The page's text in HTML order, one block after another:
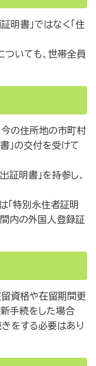
明書」ではなく「住
いても、世帯全員
の住所地の市町村
」の交付を受けて
明書」を持参し、
「特別永住者証明
間内の外国人登録証
資格や在留期間更
手続をした場合
をする必要はあり